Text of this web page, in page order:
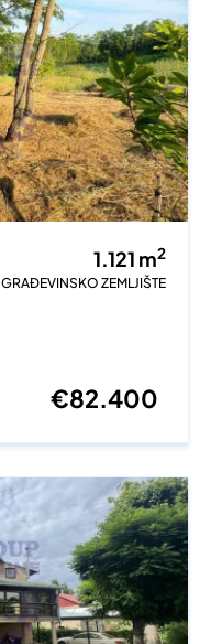
1.121 m2
GRAĐEVINSKO ZEMLJIŠTE
€82.400